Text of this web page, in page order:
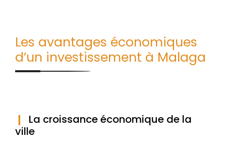
Les avantages économiques
d’un investissement à Malaga
La croissance économique de la
ville